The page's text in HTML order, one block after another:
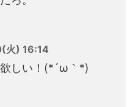
) 16:14
しい！(*´ω｀*)